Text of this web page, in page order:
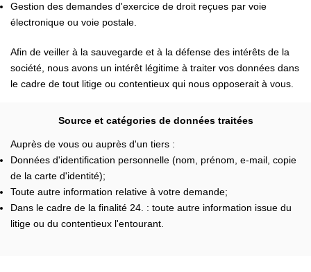
Gestion des demandes d'exercice de droit reçues par voie
électronique ou voie postale.
Afin de veiller à la sauvegarde et à la défense des intérêts de la
société, nous avons un intérêt légitime à traiter vos données dans
le cadre de tout litige ou contentieux qui nous opposerait à vous.
Source et catégories de données traitées
Auprès de vous ou auprès d'un tiers :
Données d'identification personnelle (nom, prénom, e-mail, copie
de la carte d'identité);
Toute autre information relative à votre demande;
Dans le cadre de la finalité 24. : toute autre information issue du
litige ou du contentieux l'entourant.